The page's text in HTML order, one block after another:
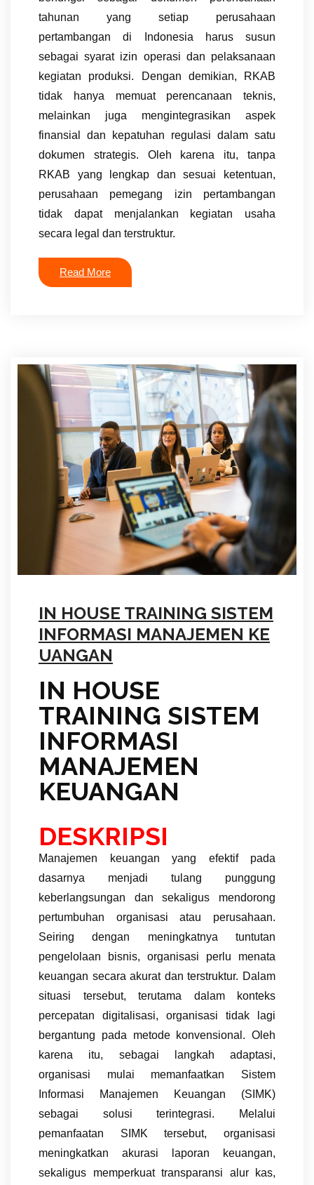
tahunan yang setiap perusahaan
pertambangan di Indonesia harus susun
sebagai syarat izin operasi dan pelaksanaan
kegiatan produksi. Dengan demikian, RKAB
tidak hanya memuat perencanaan teknis,
melainkan juga mengintegrasikan aspek
finansial dan kepatuhan regulasi dalam satu
dokumen strategis. Oleh karena itu, tanpa
RKAB yang lengkap dan sesuai ketentuan,
perusahaan pemegang izin pertambangan
tidak dapat menjalankan kegiatan usaha
secara legal dan terstruktur.
Read More
IN HOUSE TRAINING SISTEM
INFORMASI MANAJEMEN KE
UANGAN
IN HOUSE
TRAINING SISTEM
INFORMASI
MANAJEMEN
KEUANGAN
DESKRIPSI
Manajemen keuangan yang efektif pada
dasarnya menjadi tulang punggung
keberlangsungan dan sekaligus mendorong
pertumbuhan organisasi atau perusahaan.
Seiring dengan meningkatnya tuntutan
pengelolaan bisnis, organisasi perlu menata
keuangan secara akurat dan terstruktur. Dalam
situasi tersebut, terutama dalam konteks
percepatan digitalisasi, organisasi tidak lagi
bergantung pada metode konvensional. Oleh
karena itu, sebagai langkah adaptasi,
organisasi mulai memanfaatkan Sistem
Informasi Manajemen Keuangan (SIMK)
sebagai solusi terintegrasi. Melalui
pemanfaatan SIMK tersebut, organisasi
meningkatkan akurasi laporan keuangan,
sekaligus memperkuat transparansi alur kas,